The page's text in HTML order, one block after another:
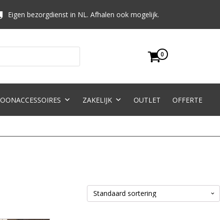
Eigen bezorgdienst in NL. Afhalen ook mogelijk.
0
ZAKELIJK OUTLET OFFERTE